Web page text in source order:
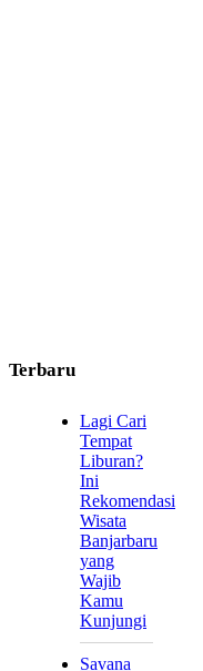
Terbaru
Lagi Cari
Tempat
Liburan?
Ini
Rekomendasi
Wisata
Banjarbaru
yang
Wajib
Kamu
Kunjungi
Savana